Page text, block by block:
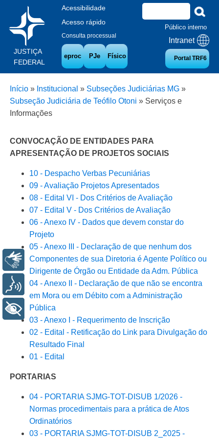
JUSTIÇA
FEDERAL
Acessibilidade
Acesso rápido
Consulta processual
eproc PJe Físico
Público interno
Intranet
Portal TRF6
Início » Institucional » Subseções Judiciárias MG »
Subseção Judiciária de Teófilo Otoni » Serviços e
Informações
CONVOCAÇÃO DE ENTIDADES PARA
APRESENTAÇÃO DE PROJETOS SOCIAIS
10 - Despacho Verbas Pecuniárias
09 - Avaliação Projetos Apresentados
08 - Edital VI - Dos Critérios de Avaliação
07 - Edital V - Dos Critérios de Avaliação
06 - Anexo IV - Dados que devem constar do
Projeto
05 - Anexo III - Declaração de que nenhum dos
Componentes de sua Diretoria é Agente Político ou
Dirigente de Órgão ou Entidade da Adm. Pública
04 - Anexo II - Declaração de que não se encontra
em Mora ou em Débito com a Administração
Pública
03 - Anexo I - Requerimento de Inscrição
02 - Edital - Retificação do Link para Divulgação do
Resultado Final
01 - Edital
PORTARIAS
04 - PORTARIA SJMG-TOT-DISUB 1/2026 -
Normas procedimentais para a prática de Atos
Ordinatórios
03 - PORTARIA SJMG-TOT-DISUB 2_2025 -
Libras
Voz
+ Acessibilidade